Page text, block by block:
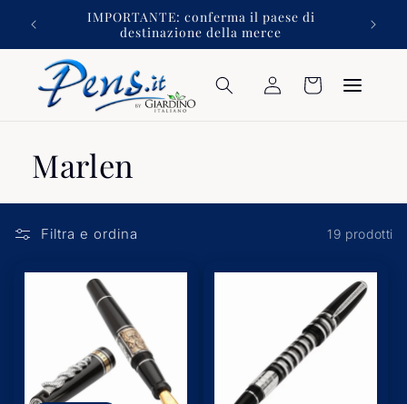
direttamenteIMPORTANTE: conferma il paese di
destinazione della merce
Accedi Carrello
Marlen
Filtra e ordina 19 prodotti